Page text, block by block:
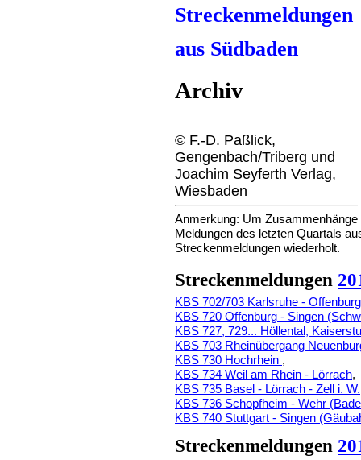
Streckenmeldungen
aus Südbaden
Archiv
© F.-D. Paßlick,
Gengenbach/Triberg und
Joachim Seyferth Verlag,
Wiesbaden
Anmerkung: Um
Meldungen des letzten Quartals
Streckenmeldungen wiederholt.
Streckenmeldungen
KBS 702/703 Karlsruhe -
KBS 720 Offenburg - Singen
KBS 727, 729... Höllental,
KBS 703 Rheinübergang
KBS 730 Hochrhein ,
KBS 734 Weil am Rhein - Lörrach,
KBS 735 Basel - Lörrach - Zell i. W.
KBS 736 Schopfheim - Wehr
KBS 740 Stuttgart - Singen
Streckenmeldungen